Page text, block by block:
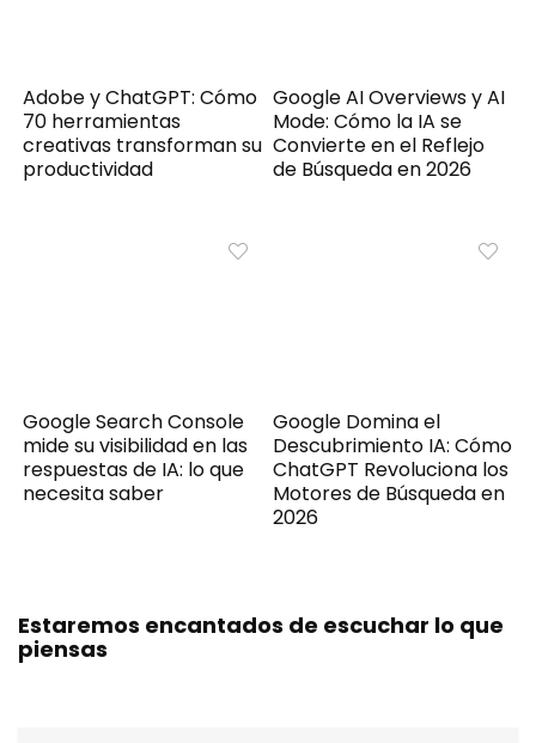
Adobe y ChatGPT: Cómo
70 herramientas
creativas transforman su
productividad
Google AI Overviews y AI
Mode: Cómo la IA se
Convierte en el Reflejo
de Búsqueda en 2026
Google Search Console
mide su visibilidad en las
respuestas de IA: lo que
necesita saber
Google Domina el
Descubrimiento IA: Cómo
ChatGPT Revoluciona los
Motores de Búsqueda en
2026
Estaremos encantados de escuchar lo que
piensas